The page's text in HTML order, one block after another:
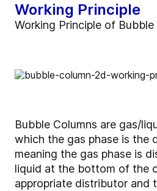
Working Principle
Working Principle of Bubble
Bubble Columns are gas/
which the gas phase is the
meaning the gas phase is
liquid at the bottom of the
appropriate distributor and